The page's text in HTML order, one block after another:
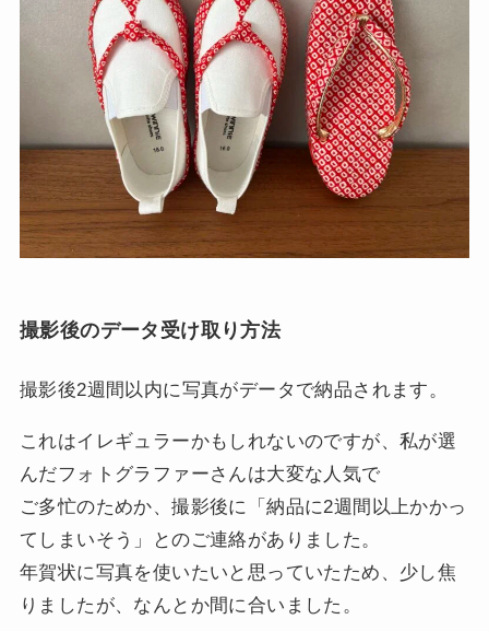
撮影後のデータ受け取り方法
撮影後2週間以内に写真がデータで納品されます。
これはイレギュラーかもしれないのですが、私が選
んだフォトグラファーさんは大変な人気で
ご多忙のためか、撮影後に「納品に2週間以上かかっ
てしまいそう」とのご連絡がありました。
年賀状に写真を使いたいと思っていたため、少し焦
りましたが、なんとか間に合いました。